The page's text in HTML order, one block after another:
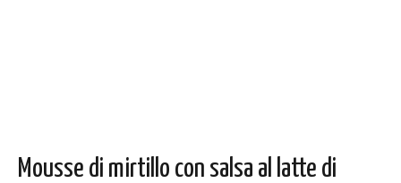
Mousse di mirtillo con salsa al latte di